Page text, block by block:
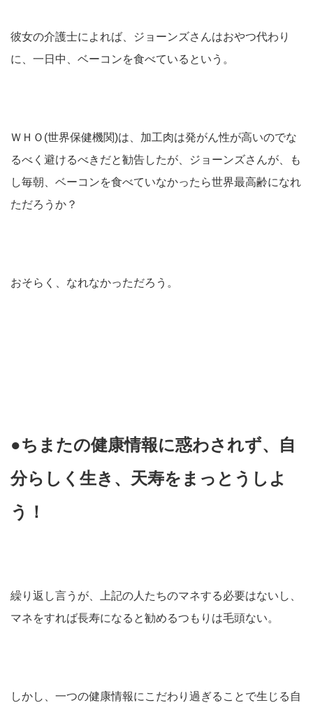
彼女の介護士によれば、ジョーンズさんはおやつ代わり
に、一日中、ベーコンを食べているという。
ＷＨＯ(世界保健機関)は、加工肉は発がん性が高いのでな
るべく避けるべきだと勧告したが、ジョーンズさんが、も
し毎朝、ベーコンを食べていなかったら世界最高齢になれ
ただろうか？
おそらく、なれなかっただろう。
●ちまたの健康情報に惑わされず、自
分らしく生き、天寿をまっとうしよ
う！
繰り返し言うが、上記の人たちのマネする必要はないし、
マネをすれば長寿になると勧めるつもりは毛頭ない。
しかし、一つの健康情報にこだわり過ぎることで生じる自